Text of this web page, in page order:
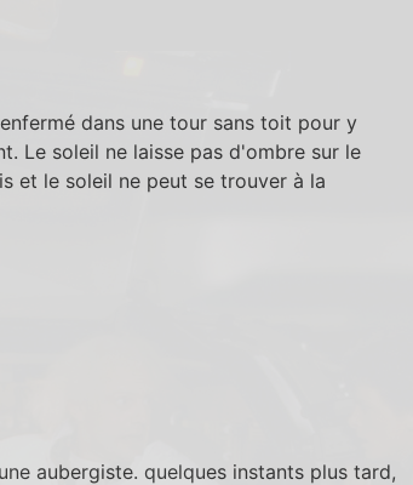
dans une tour sans toit pour y
Le soleil ne laisse pas d'ombre sur le
et le soleil ne peut se trouver à la
aubergiste. quelques instants plus tard,